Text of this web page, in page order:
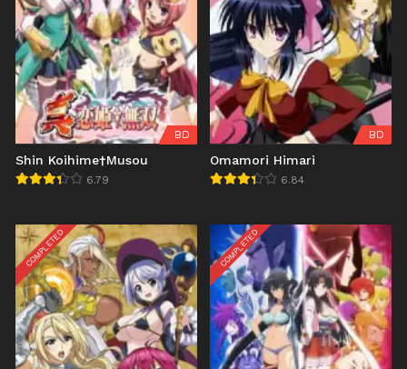
BD
Shin Koihime†Musou
6.79
BD
Omamori Himari
6.84
COMPLETED COMPLETED